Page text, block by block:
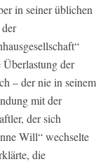
in seiner üblichen
der
– der nie in seinem
mit der
der sich
Will“ wechselte
die